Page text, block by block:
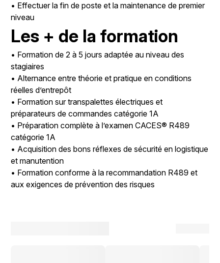
• Effectuer la fin de poste et la maintenance de premier
niveau
Les + de la formation
• Formation de 2 à 5 jours adaptée au niveau des
stagiaires
• Alternance entre théorie et pratique en conditions
réelles d’entrepôt
• Formation sur transpalettes électriques et
préparateurs de commandes catégorie 1A
• Préparation complète à l’examen CACES® R489
catégorie 1A
• Acquisition des bons réflexes de sécurité en logistique
et manutention
• Formation conforme à la recommandation R489 et
aux exigences de prévention des risques